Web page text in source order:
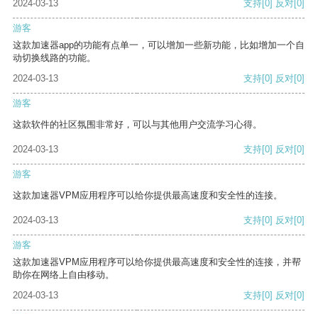
2024-03-13 支持 [0] 反对 [0]
游客
这款加速器app的功能有点单一，可以增加一些新功能，比如增加一个自
动切换线路的功能。
2024-03-13
支持[0] 反对[0]
游客
这款软件的社区氛围非常好，可以与其他用户交流学习心得。
2024-03-13 支持[0] 反对[0]
游客
这款加速器VPM应用程序可以给你提供最高速度和安全性的连接。
2024-03-13 支持[0] 反对[0]
游客
这款加速器VPM应用程序可以给你提供最高速度和安全性的连接，并帮
助你在网络上自由移动。
2024-03-13
支持[0] 反对[0]